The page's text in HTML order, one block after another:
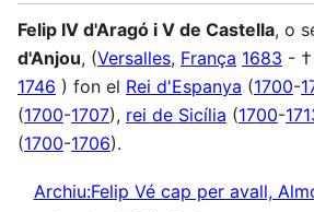
Felip IV d'Aragó i V de Castella, o
d'Anjou, (Versalles, França 1683 - †
1746 ) fon el Rei d'Espanya (1700-
(1700-1707), rei de Sicília (1700-
(1700-1706).
Archiu:Felip Vé cap per avall,